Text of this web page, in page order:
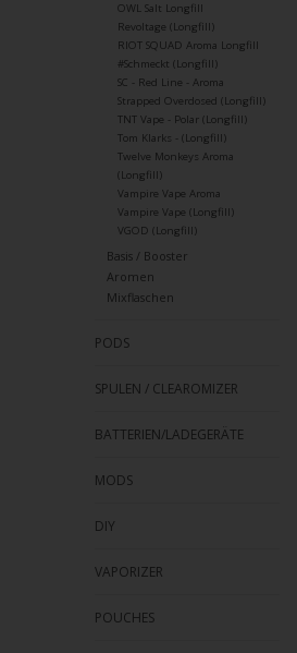
OWL Salt Longfill
Revoltage (Longfill)
RIOT SQUAD Aroma Longfill
#Schmeckt (Longfill)
SC - Red Line - Aroma
Strapped Overdosed (Longfill)
TNT Vape - Polar (Longfill)
Tom Klarks - (Longfill)
Twelve Monkeys Aroma
(Longfill)
Vampire Vape Aroma
Vampire Vape (Longfill)
VGOD (Longfill)
Basis / Booster
Aromen
Mixflaschen
PODS
SPULEN / CLEAROMIZER
BATTERIEN/LADEGERÄTE
MODS
DIY
VAPORIZER
POUCHES